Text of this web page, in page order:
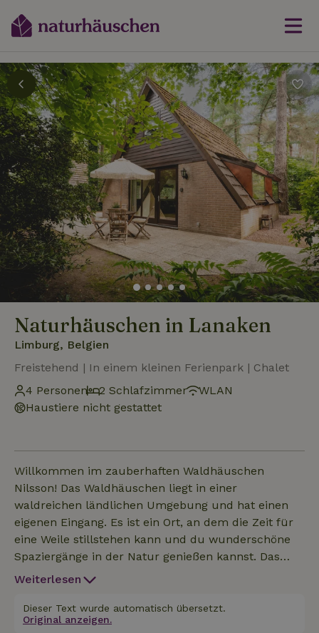
Naturhäuschen in Lanaken
Limburg, Belgien
Freistehend | In einem kleinen Ferienpark | Chalet
4 Personen
2 Schlafzimmer
WLAN
Haustiere nicht gestattet
Willkommen im zauberhaften Waldhäuschen
Nilsson! Das Waldhäuschen liegt in einer
waldreichen ländlichen Umgebung und hat einen
eigenen Eingang. Es ist ein Ort, an dem die Zeit für
eine Weile stillstehen kann und du wunderschöne
Spaziergänge in der Natur genießen kannst. Das
charmante Ferienhaus ist von hohen Bäumen
Naturlandschaft von Oud Rekem. Ein Dorf, das als
das schönste Dorf Flanderns bekannt ist und in dem
Weiterlesen
Dieser Text wurde automatisch übersetzt.
Original anzeigen.